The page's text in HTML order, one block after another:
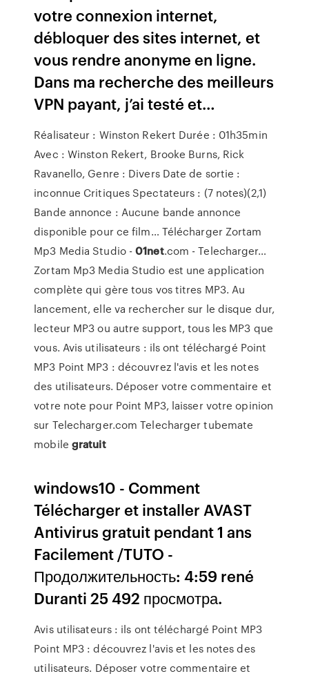
votre connexion internet,
débloquer des sites internet, et
vous rendre anonyme en ligne.
Dans ma recherche des meilleurs
VPN payant, j’ai testé et…
Réalisateur : Winston Rekert Durée : 01h35min
Avec : Winston Rekert, Brooke Burns, Rick
Ravanello, Genre : Divers Date de sortie :
inconnue Critiques Spectateurs : (7 notes)(2,1)
Bande annonce : Aucune bande annonce
disponible pour ce film… Télécharger Zortam
Mp3 Media Studio -01net.com - Telecharger…
Zortam Mp3 Media Studio est une application
complète qui gère tous vos titres MP3. Au
lancement, elle va rechercher sur le disque dur,
lecteur MP3 ou autre support, tous les MP3 que
vous. Avis utilisateurs : ils ont téléchargé Point
MP3 Point MP3 : découvrez l'avis et les notes
des utilisateurs. Déposer votre commentaire et
votre note pour Point MP3, laisser votre opinion
sur Telecharger.comTelecharger tubemate
mobile gratuit
windows10 - Comment
Télécharger et installer AVAST
Antivirus gratuit pendant 1 ans
Facilement /TUTO -
Продолжительность: 4:59 rené
Duranti 25 492 просмотра.
Avis utilisateurs : ils ont téléchargé Point MP3
Point MP3 : découvrez l'avis et les notes des
utilisateurs. Déposer votre commentaire et